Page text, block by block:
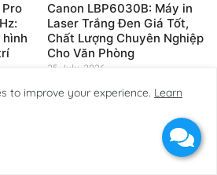
Canon LBP6030B: Máy in
Laser Trắng Đen Giá Tốt,
Chất Lượng Chuyên Nghiệp
Cho Văn Phòng
25 July, 2026
to improve your experience. Learn